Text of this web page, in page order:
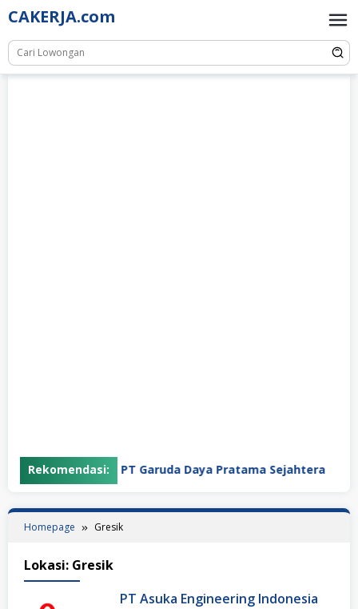
Skip
to
content
CAKERJA.com
Rekomendasi:PT Garuda Daya Pratama Sejahtera
Homepage Gresik
Lokasi: Gresik
PT Asuka Engineering Indonesia